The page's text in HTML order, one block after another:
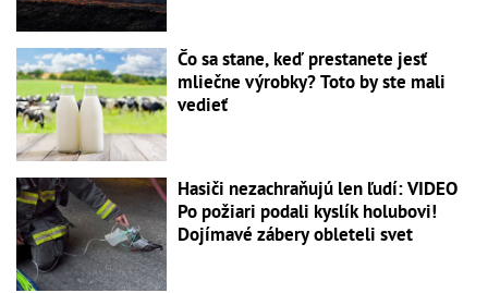
Čo sa stane, keď prestanete jesť
mliečne výrobky? Toto by ste mali
vedieť
Hasiči nezachraňujú len ľudí: VIDEO
Po požiari podali kyslík holubovi!
Dojímavé zábery obleteli svet